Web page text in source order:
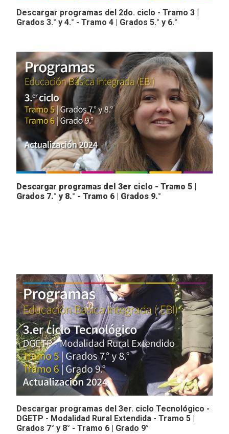
Descargar programas del 2do. ciclo - Tramo 3 |
Grados 3.° y 4.° - Tramo 4 | Grados 5.° y 6.°
Descargar programas del 3er ciclo - Tramo 5 |
Grados 7.° y 8.° - Tramo 6 | Grados 9.°
Descargar programas del 3er. ciclo Tecnológico -
DGETP - Modalidad Rural Extendida - Tramo 5 |
Grados 7° y 8° - Tramo 6 | Grado 9°